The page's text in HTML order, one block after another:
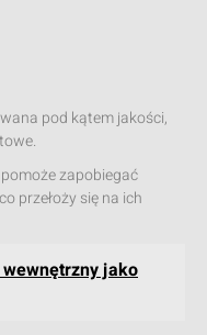
pod kątem jakości,
zapobiegać
przełoży się na ich
jako